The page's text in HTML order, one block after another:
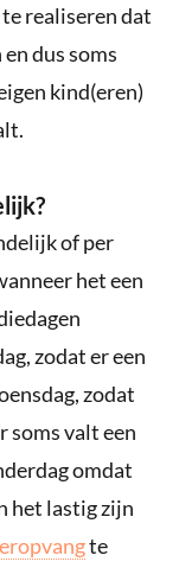
te realiseren dat
dus soms
kind(eren)
of per
het een
zodat er een
zodat
soms valt een
omdat
het lastig zijn
te